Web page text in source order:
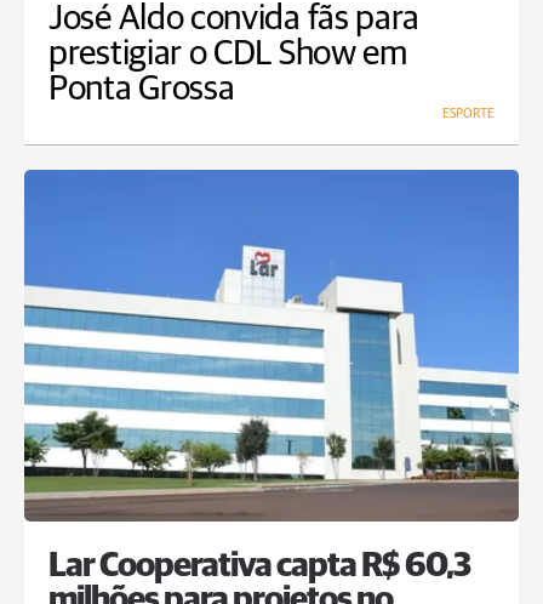
José Aldo convida fãs para
prestigiar o CDL Show em
Ponta Grossa
ESPORTE
Lar Cooperativa capta R$ 60,3